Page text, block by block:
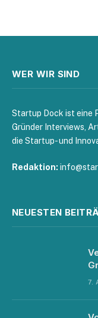
WER WIR SIND
Startup Dock ist eine
Gründer Interviews,
die Startup- und
Redaktion:
NEUESTEN
7.